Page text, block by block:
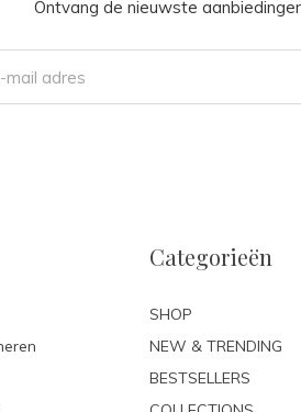
Ontvang de nieuwste
Categorieën
SHOP
NEW & TRENDING
BESTSELLERS